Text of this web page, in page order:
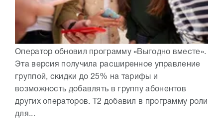
Оператор обновил программу «Выгодно вместе».
Эта версия получила расширенное управление
группой, скидки до 25% на тарифы и
возможность добавлять в группу абонентов
других операторов. Т2 добавил в программу роли
для...